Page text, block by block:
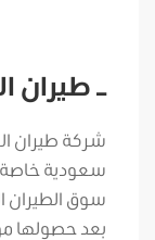
– طيران
شركة طيران
سعودية
بعد حصولها